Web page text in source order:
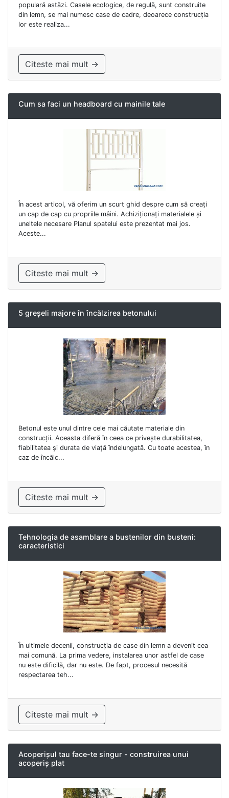
populară astăzi. Casele ecologice, de regulă, sunt construite
din lemn, se mai numesc case de cadre, deoarece construcția
lor este realiza...
Citeste mai mult →
Cum sa faci un headboard cu mainile tale
În acest articol, vă oferim un scurt ghid despre cum să creați
un cap de cap cu propriile mâini. Achiziționați materialele și
uneltele necesare Planul spatelui este prezentat mai jos.
Aceste...
Citeste mai mult →
5 greșeli majore în încălzirea betonului
Betonul este unul dintre cele mai căutate materiale din
construcții. Aceasta diferă în ceea ce privește durabilitatea,
fiabilitatea și durata de viață îndelungată. Cu toate acestea, în
caz de încălc...
Citeste mai mult →
Tehnologia de asamblare a bustenilor din busteni:
caracteristici
În ultimele decenii, construcția de case din lemn a devenit cea
mai comună. La prima vedere, instalarea unor astfel de case
nu este dificilă, dar nu este. De fapt, procesul necesită
respectarea teh...
Citeste mai mult →
Acoperișul tau face-te singur - construirea unui
acoperiș plat